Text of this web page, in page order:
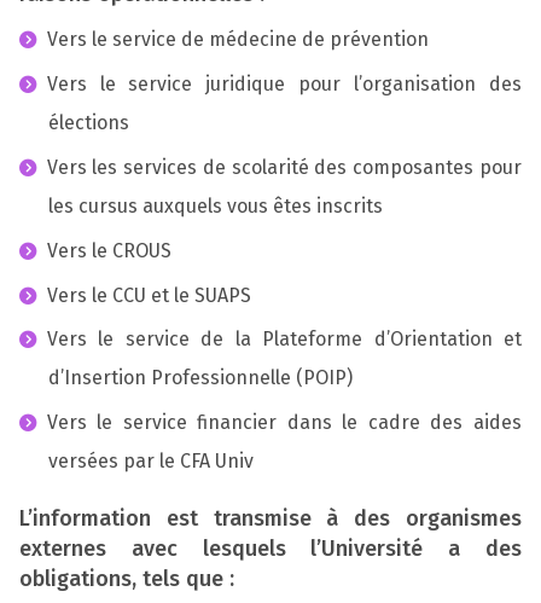
Vers le service de médecine de prévention
Vers le service juridique pour l’organisation des
élections
Vers les services de scolarité des composantes pour
les cursus auxquels vous êtes inscrits
Vers le CROUS
Vers le CCU et le SUAPS
Vers le service de la Plateforme d’Orientation et
d’Insertion Professionnelle (POIP)
Vers le service financier dans le cadre des aides
versées par le CFA Univ
L’information est transmise à des organismes
externes avec lesquels l’Université a des
obligations, tels que :